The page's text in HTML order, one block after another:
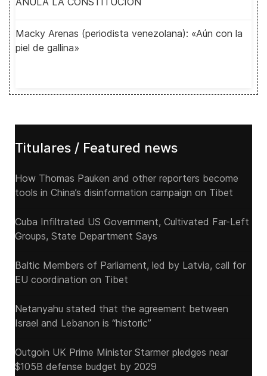
Macky Arenas (periodista venezolana): «Aún con la
piel de gallina»
Titulares / Featured news
How Thomas Pauken and other reporters become
tools in China’s disinformation campaign on Tibet
Cuba Infiltrated US Government, Cultivated Far-Left
Groups, State Department Says
Baltic Members of Parliament, led by Latvia, call for
EU coordination on Tibet
Netanyahu stated that the agreement between
Israel and Lebanon is “historic”
Outgoin UK Prime Minister Starmer pledges near
$105B defense budget by 2029